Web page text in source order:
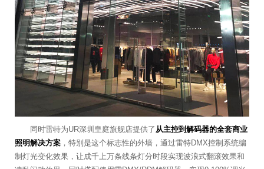
同时雷特为UR深圳皇庭旗舰店提供了从主控到解码器的全套商业
照明解决方案 ，特别是这个标志性的外墙，通过雷特DMX控制系统编
制灯光变化效果，让成千上万条线条灯分时段实现波浪式翻滚效果和